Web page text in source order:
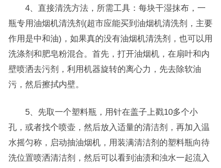
4、直接清洗方法，所需工具：每块干湿抹布，一
瓶专用油烟机清洗剂(超市应能买到油烟机清洗剂，主要
作用是中和油)，如果真的没有油烟机清洗剂，也可以用
洗涤剂和肥皂粉混合。首先，打开油烟机，在扇叶和内
壁喷洒去污剂，利用机器旋转的离心力，先去除软油
污，然后擦拭内壁。
5、先取一个塑料瓶，用针在盖子上戳10多个小
孔，或者找个喷壶，然后放入适量的清洁剂，再加入温
水摇匀称，启动抽油烟机，用装满清洁剂的塑料瓶向待
洗位置喷洒清洁剂，然后可以看到油渍和浊水一起流入